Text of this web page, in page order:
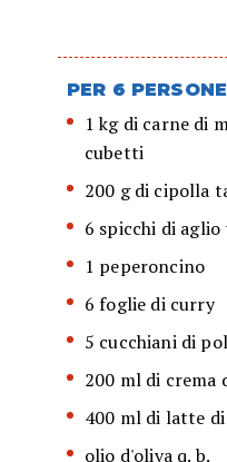
PER 6 PERSONE
1 kg di carne di
cubetti
200 g di cipolla
6 spicchi di
1 peperoncino
6 foglie di curry
5 cucchiani di
200 ml di crema
400 ml di latte
olio d'oliva q. b.